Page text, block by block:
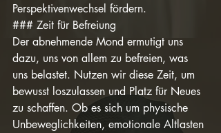
Perspektivenwechsel fördern.
### Zeit für Befreiung
Der abnehmende Mond ermutigt uns
dazu, uns von allem zu befreien, was
uns belastet. Nutzen wir diese Zeit, um
bewusst loszulassen und Platz für Neues
zu schaffen. Ob es sich um physische
Unbeweglichkeiten, emotionale Altlasten